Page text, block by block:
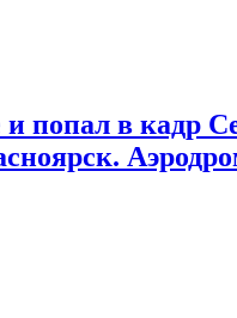
попал в кадр